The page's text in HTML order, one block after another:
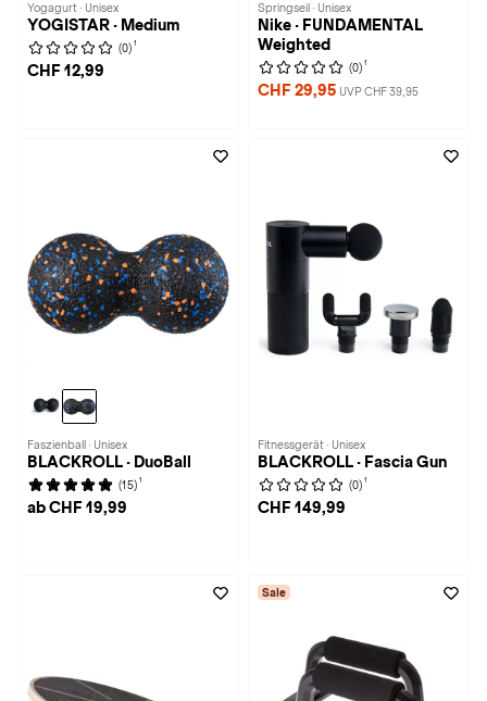
Yogagurt · Unisex
YOGISTAR · Medium
(0) 1
CHF 12,99
Springseil · Unisex
Nike · FUNDAMENTAL
Weighted
(0) 1
CHF 29,95 UVP CHF 39,95
Faszienball · Unisex
BLACKROLL · DuoBall
(15) 1
ab CHF 19,99
Fitnessgerät · Unisex
BLACKROLL · Fascia Gun
(0) 1
CHF 149,99
Sale